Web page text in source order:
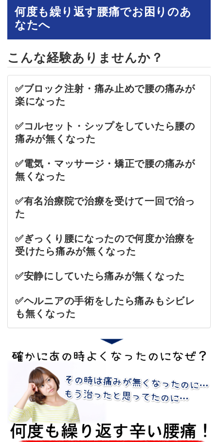
何度も繰り返す腰痛でお困りのあ
なたへ
こんな経験ありませんか？
✅ブロック注射・痛み止めで腰の痛みが
楽になった
✅コルセット・シップをしていたら腰の
痛みが無くなった
✅電気・マッサージ・矯正で腰の痛みが
無くなった
✅有名治療院で治療を受けて一回で治っ
た
✅ぎっくり腰になったので何度か治療を
受けたら痛みが無くなった
✅安静にしていたら痛みが無くなった
✅ヘルニアの手術をしたら痛みもシビレ
も無くなった